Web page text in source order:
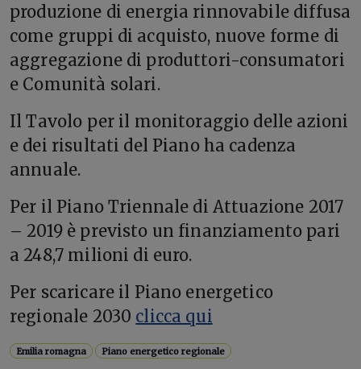
produzione di energia rinnovabile diffusa
come gruppi di acquisto, nuove forme di
aggregazione di produttori-consumatori
e Comunità solari.
Il Tavolo per il monitoraggio delle azioni
e dei risultati del Piano ha cadenza
annuale.
Per il Piano Triennale di Attuazione 2017
– 2019 è previsto un finanziamento pari
a 248,7 milioni di euro.
Per scaricare il Piano energetico
regionale 2030 clicca qui
Emilia romagna Piano energetico regionale